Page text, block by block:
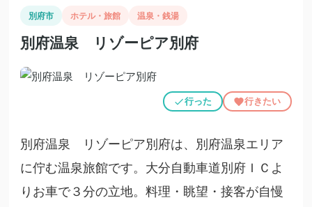
別府市 ホテル・旅館 温泉・銭湯
別府温泉 リゾーピア別府
行った 行きたい
別府温泉 リゾーピア別府は、別府温泉エリア
に佇む温泉旅館です。大分自動車道別府ＩＣよ
りお車で３分の立地。料理・眺望・接客が自慢